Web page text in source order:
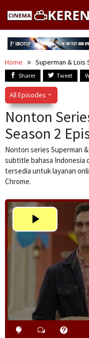
Home Superman & Lois
Sharer Tweet
All Episodes
Nonton
Season 2
Nonton series Superman
subtitle bahasa Indonesia
tersedia untuk layanan
Chrome.
Play
Video